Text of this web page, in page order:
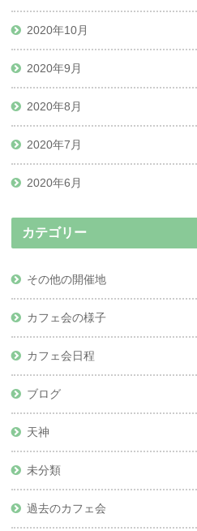
2020年10月
2020年9月
2020年8月
2020年7月
2020年6月
カテゴリー
その他の開催地
カフェ会の様子
カフェ会日程
ブログ
天神
未分類
過去のカフェ会